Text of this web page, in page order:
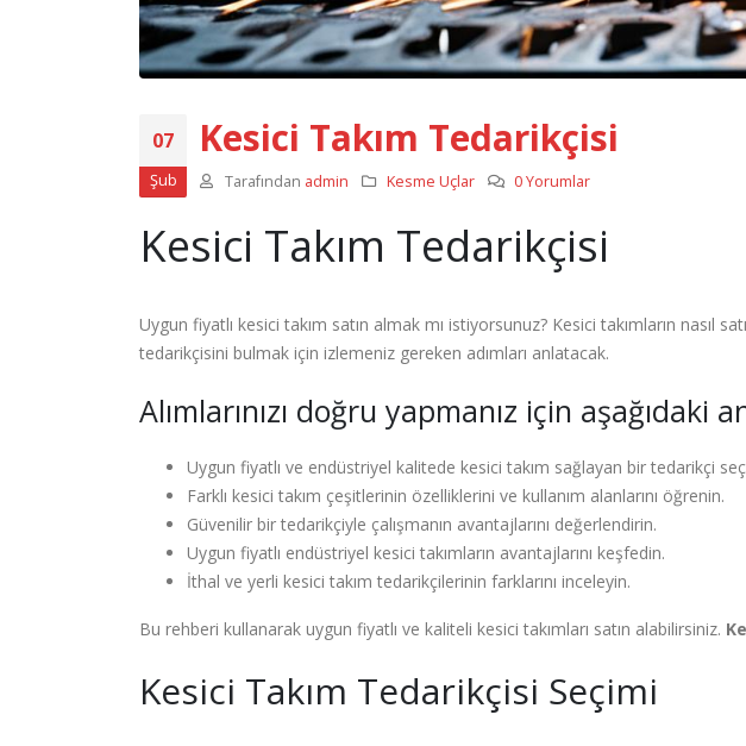
07
Şub
Kesici Takım Tedarikçisi
Tarafından admin Kesme Uçlar 0 Yorumlar
Kesici Takım Tedarikçisi
Uygun fiyatlı kesici takım satın almak mı istiyorsunuz? Kesici takımların nasıl
tedarikçisini bulmak için izlemeniz gereken adımları anlatacak.
Alımlarınızı doğru yapmanız için
Uygun fiyatlı ve endüstriyel kalitede kesici takım sağlayan bir tedarikçi
Farklı kesici takım çeşitlerinin özelliklerini ve kullanım alanlarını öğrenin.
Güvenilir bir tedarikçiyle çalışmanın avantajlarını değerlendirin.
Uygun fiyatlı endüstriyel kesici takımların avantajlarını keşfedin.
İthal ve yerli kesici takım tedarikçilerinin farklarını inceleyin.
Bu rehberi kullanarak uygun fiyatlı ve kaliteli kesici takımları satın alabilirsiniz.
Kesici Takım Tedarikçisi Seçimi